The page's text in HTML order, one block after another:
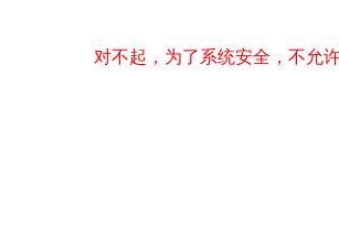
对不起，为了系统安全，不允